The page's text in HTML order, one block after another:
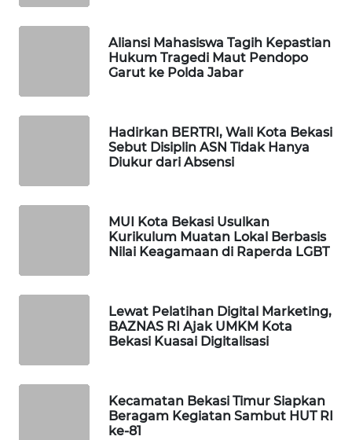
Aliansi Mahasiswa Tagih Kepastian
Hukum Tragedi Maut Pendopo
Garut ke Polda Jabar
Hadirkan BERTRI, Wali Kota Bekasi
Sebut Disiplin ASN Tidak Hanya
Diukur dari Absensi
MUI Kota Bekasi Usulkan
Kurikulum Muatan Lokal Berbasis
Nilai Keagamaan di Raperda LGBT
Lewat Pelatihan Digital Marketing,
BAZNAS RI Ajak UMKM Kota
Bekasi Kuasai Digitalisasi
Kecamatan Bekasi Timur Siapkan
Beragam Kegiatan Sambut HUT RI
ke-81
FORWAMKI
SITUNGIR
NEWS